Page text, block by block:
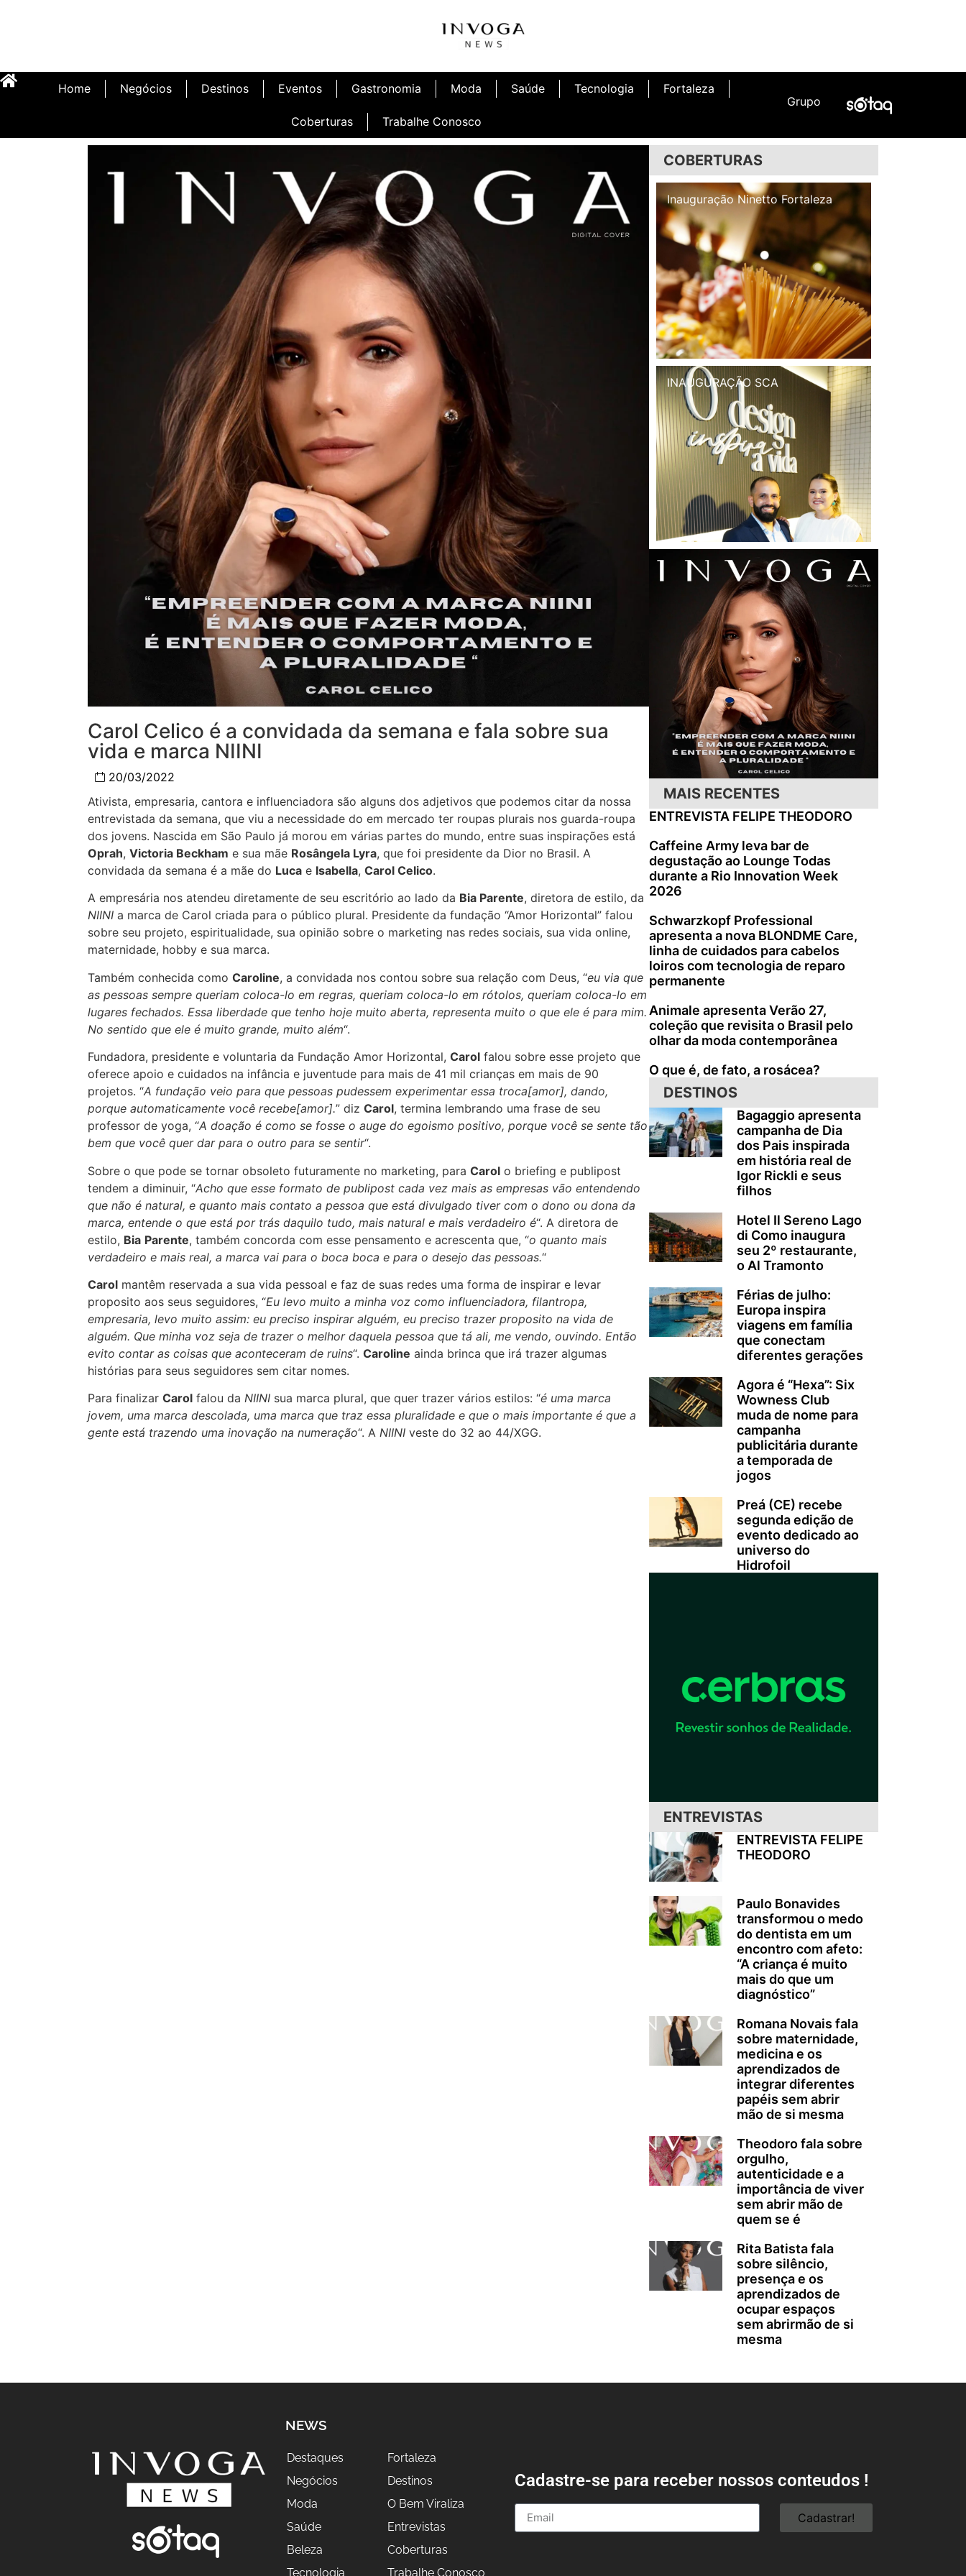
Home Negócios Destinos Eventos Gastronomia Moda Saúde Tecnologia Fortaleza
Coberturas Trabalhe Conosco
Grupo
Carol Celico é a convidada da semana e fala sobre sua
vida e marca NIINI
20/03/2022
Ativista, empresaria, cantora e influenciadora são alguns dos adjetivos que podemos citar da nossa
entrevistada da semana, que viu a necessidade do em mercado ter roupas plurais nos guarda-roupa
dos jovens. Nascida em São Paulo já morou em várias partes do mundo, entre suas inspirações está
Oprah, Victoria Beckham e sua mãe Rosângela Lyra, que foi presidente da Dior no Brasil. A
convidada da semana é a mãe do Luca e Isabella, Carol Celico.
A empresária nos atendeu diretamente de seu escritório ao lado da Bia Parente, diretora de estilo, da
NIINI a marca de Carol criada para o público plural. Presidente da fundação “Amor Horizontal” falou
sobre seu projeto, espiritualidade, sua opinião sobre o marketing nas redes sociais, sua vida online,
maternidade, hobby e sua marca.
Também conhecida como Caroline, a convidada nos contou sobre sua relação com Deus, “eu via que
as pessoas sempre queriam coloca-lo em regras, queriam coloca-lo em rótolos, queriam coloca-lo em
lugares fechados. Essa liberdade que tenho hoje muito aberta, representa muito o que ele é para mim.
No sentido que ele é muito grande, muito além“.
Fundadora, presidente e voluntaria da Fundação Amor Horizontal, Carol falou sobre esse projeto que
oferece apoio e cuidados na infância e juventude para mais de 41 mil crianças em mais de 90
projetos. “A fundação veio para que pessoas pudessem experimentar essa troca[amor], dando,
porque automaticamente você recebe[amor].” diz Carol, termina lembrando uma frase de seu
professor de yoga, “A doação é como se fosse o auge do egoismo positivo, porque você se sente tão
bem que você quer dar para o outro para se sentir“.
Sobre o que pode se tornar obsoleto futuramente no marketing, para Carol o briefing e publipost
tendem a diminuir, “Acho que esse formato de publipost cada vez mais as empresas vão entendendo
que não é natural, e quanto mais contato a pessoa que está divulgado tiver com o dono ou dona da
marca, entende o que está por trás daquilo tudo, mais natural e mais verdadeiro é“. A diretora de
estilo, Bia Parente, também concorda com esse pensamento e acrescenta que, “o quanto mais
verdadeiro e mais real, a marca vai para o boca boca e para o desejo das pessoas.“
Carol mantêm reservada a sua vida pessoal e faz de suas redes uma forma de inspirar e levar
proposito aos seus seguidores, “Eu levo muito a minha voz como influenciadora, filantropa,
empresaria, levo muito assim: eu preciso inspirar alguém, eu preciso trazer proposito na vida de
alguém. Que minha voz seja de trazer o melhor daquela pessoa que tá ali, me vendo, ouvindo. Então
evito contar as coisas que aconteceram de ruins“. Caroline ainda brinca que irá trazer algumas
histórias para seus seguidores sem citar nomes.
Para finalizar Carol falou da NIINI sua marca plural, que quer trazer vários estilos: “é uma marca
jovem, uma marca descolada, uma marca que traz essa pluralidade e que o mais importante é que a
gente está trazendo uma inovação na numeração“. A NIINI veste do 32 ao 44/XGG.
COBERTURAS
Inauguração Illa Café Inauguração Ninetto Fortaleza Inauguração Illa Café
INAUGURAÇÃO SCA
MAIS RECENTES
ENTREVISTA FELIPE THEODORO
Caffeine Army leva bar de
degustação ao Lounge Todas
durante a Rio Innovation Week
2026
Schwarzkopf Professional
apresenta a nova BLONDME Care,
linha de cuidados para cabelos
loiros com tecnologia de reparo
permanente
Animale apresenta Verão 27,
coleção que revisita o Brasil pelo
olhar da moda contemporânea
O que é, de fato, a rosácea?
DESTINOS
Bagaggio apresenta
campanha de Dia
dos Pais inspirada
em história real de
Igor Rickli e seus
filhos
Hotel Il Sereno Lago
di Como inaugura
seu 2º restaurante,
o Al Tramonto
Férias de julho:
Europa inspira
viagens em família
que conectam
diferentes gerações
Agora é “Hexa”: Six
Wowness Club
muda de nome para
campanha
publicitária durante
a temporada de
jogos
Preá (CE) recebe
segunda edição de
evento dedicado ao
universo do
Hidrofoil
ENTREVISTAS
ENTREVISTA FELIPE
THEODORO
Paulo Bonavides
transformou o medo
do dentista em um
encontro com afeto:
“A criança é muito
mais do que um
diagnóstico”
Romana Novais fala
sobre maternidade,
medicina e os
aprendizados de
integrar diferentes
papéis sem abrir
mão de si mesma
Theodoro fala sobre
orgulho,
autenticidade e a
importância de viver
sem abrir mão de
quem se é
Rita Batista fala
sobre silêncio,
presença e os
aprendizados de
ocupar espaços
sem abrirmão de si
mesma
NEWS
Destaques
Negócios
Moda
Saúde
Beleza
Tecnologia
Fortaleza
Destinos
O Bem Viraliza
Entrevistas
Coberturas
Trabalhe Conosco
Cadastre-se para receber nossos conteudos !
Cadastrar!